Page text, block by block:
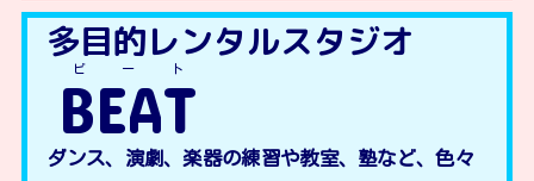
多目的レンタルスタジオ
BEAT
ビート
ダンス、演劇、楽器の練習や教室、塾など、色々